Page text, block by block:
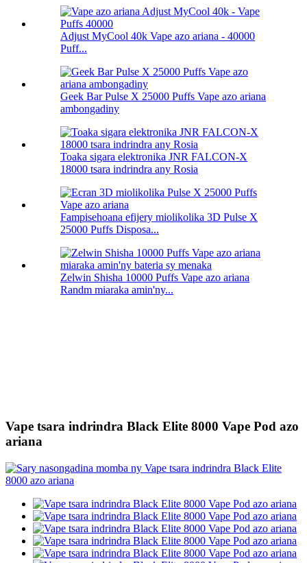
Adjust MyCool 40k Vape azo ariana - 40000
Puff...
Geek Bar Pulse X 25000 Puffs Vape azo ariana
ambongadiny
Toaka sigara elektronika JNR FALCON-X
18000 tsara indrindra any Rosia
Fampisehoana efijery miolikolika 3D Pulse X
25000 Puffs Disposa...
Zelwin Shisha 10000 Puffs Vape azo ariana
Randm miaraka amin'ny...
Vape tsara indrindra Black Elite 8000 Vape Pod azo
ariana